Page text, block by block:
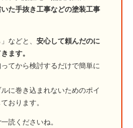
た手抜き工事などの塗装工事
」などと、安心して頼んだのに
ます。
てから検討するだけで簡単に
に巻き込まれないためのポイ
おります。
読くださいね。